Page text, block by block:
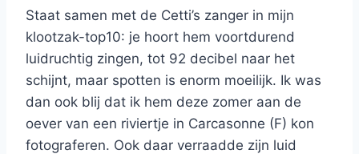
Staat samen met de Cetti’s zanger in mijn
klootzak-top10: je hoort hem voortdurend
luidruchtig zingen, tot 92 decibel naar het
schijnt, maar spotten is enorm moeilijk. Ik was
dan ook blij dat ik hem deze zomer aan de
oever van een riviertje in Carcasonne (F) kon
fotograferen. Ook daar verraadde zijn luid